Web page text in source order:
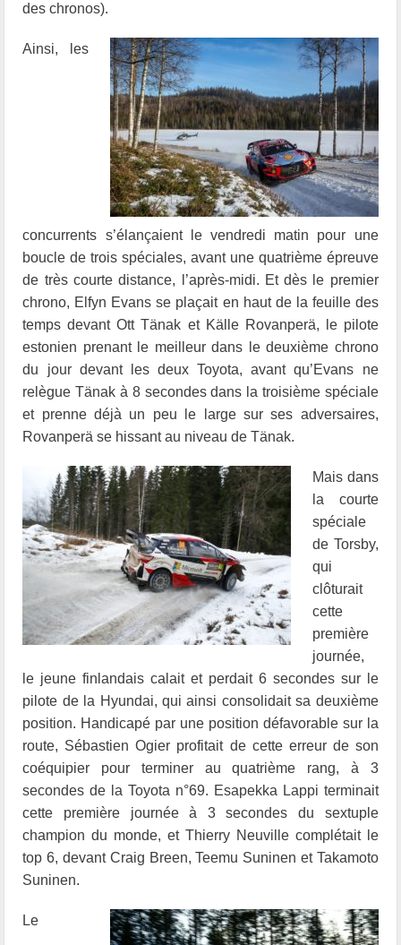
des chronos).
Ainsi, les
concurrents s’élançaient le vendredi matin pour une
boucle de trois spéciales, avant une quatrième épreuve
de très courte distance, l’après-midi. Et dès le premier
chrono, Elfyn Evans se plaçait en haut de la feuille des
temps devant Ott Tänak et Källe Rovanperä, le pilote
estonien prenant le meilleur dans le deuxième chrono
du jour devant les deux Toyota, avant qu’Evans ne
relègue Tänak à 8 secondes dans la troisième spéciale
et prenne déjà un peu le large sur ses adversaires,
Rovanperä se hissant au niveau de Tänak.
Mais dans
la courte
spéciale
de Torsby,
qui
clôturait
cette
première
journée,
le jeune finlandais calait et perdait 6 secondes sur le
pilote de la Hyundai, qui ainsi consolidait sa deuxième
position. Handicapé par une position défavorable sur la
route, Sébastien Ogier profitait de cette erreur de son
coéquipier pour terminer au quatrième rang, à 3
secondes de la Toyota n°69. Esapekka Lappi terminait
cette première journée à 3 secondes du sextuple
champion du monde, et Thierry Neuville complétait le
top 6, devant Craig Breen, Teemu Suninen et Takamoto
Suninen.
Le